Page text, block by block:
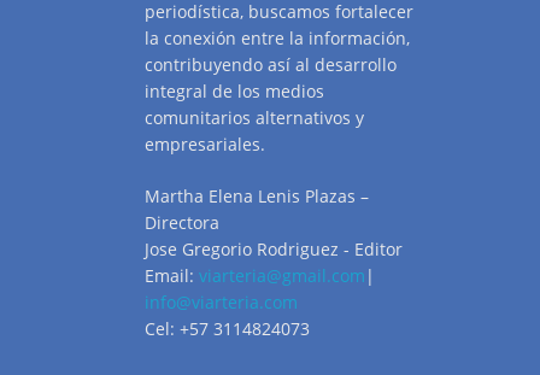
periodística, buscamos fortalecer
la conexión entre la información,
contribuyendo así al desarrollo
integral de los medios
comunitarios alternativos y
empresariales.
Martha Elena Lenis Plazas –
Directora
Jose Gregorio Rodriguez - Editor
Email: viarteria@gmail.com |
info@viarteria.com
Cel: +57 3114824073